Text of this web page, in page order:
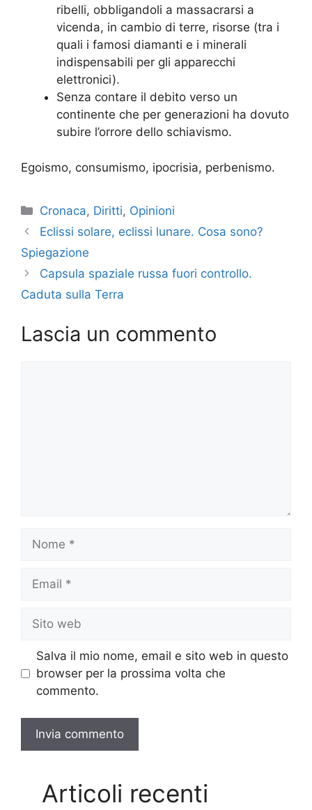
ribelli, obbligandoli a massacrarsi a
vicenda, in cambio di terre, risorse (tra i
quali i famosi diamanti e i minerali
indispensabili per gli apparecchi
elettronici).
Senza contare il debito verso un
continente che per generazioni ha dovuto
subire l’orrore dello schiavismo.
Egoismo, consumismo, ipocrisia, perbenismo.
Categorie
Cronaca, Diritti, Opinioni
Eclissi solare, eclissi lunare. Cosa sono?
Spiegazione
Capsula spaziale russa fuori controllo.
Caduta sulla Terra
Lascia un commento
Nome
Email
Sito
web
Salva il mio nome, email e sito web in questo
browser per la prossima volta che
commento.
Articoli recenti